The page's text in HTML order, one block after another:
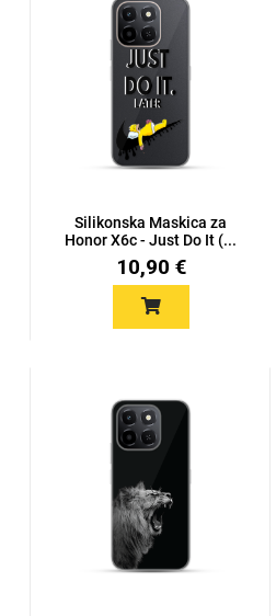
Silikonska Maskica za
Honor X6c - Just Do It (...
10,90 €